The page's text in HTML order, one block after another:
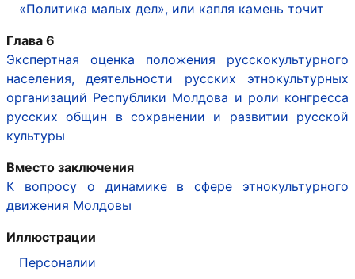
«Политика малых дел», или капля камень точит
Глава 6
Экспертная оценка положения русскокультурного
населения, деятельности русских этнокультурных
организаций Республики Молдова и роли конгресса
русских общин в сохранении и развитии русской
культуры
Вместо заключения
К вопросу о динамике в сфере этнокультурного
движения Молдовы
Иллюстрации
Персоналии